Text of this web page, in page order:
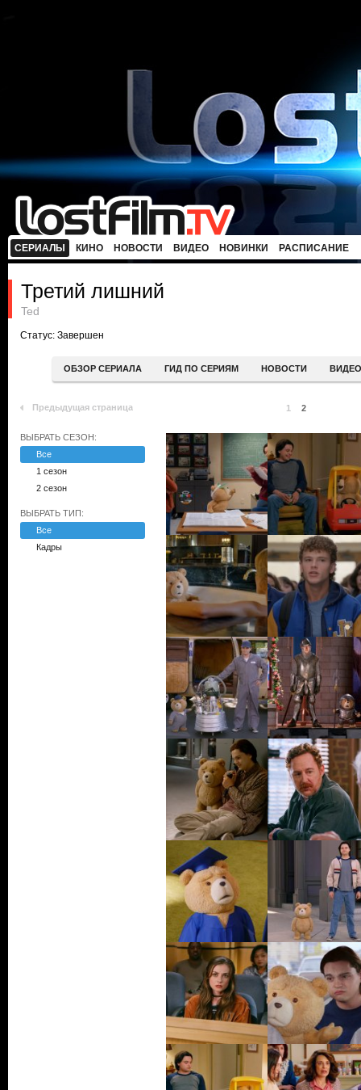
СЕРИАЛЫ КИНО НОВОСТИ ВИДЕО НОВИНКИ РАСПИСАНИЕ
Третий лишний
Ted
Статус: Завершен
ОБЗОР СЕРИАЛА ГИД ПО СЕРИЯМ НОВОСТИ ВИДЕО
Предыдущая страница 1 2
ВЫБРАТЬ СЕЗОН:
Все
1 сезон
2 сезон
ВЫБРАТЬ ТИП:
Все
Кадры